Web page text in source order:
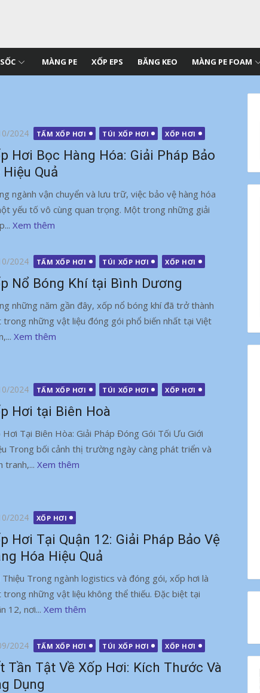
MÀNG PE XỐP EPS BĂNG KEO MÀNG PE FOAM
2024 TẤM XỐP HƠI TÚI XỐP HƠI XỐP HƠI
Hơi Bọc Hàng Hóa: Giải Pháp Bảo
Hiệu Quả
ngành vận chuyển và lưu trữ, việc bảo vệ hàng hóa
yếu tố vô cùng quan trọng. Một trong những giải
Xem thêm
2024 TẤM XỐP HƠI TÚI XỐP HƠI XỐP HƠI
Nổ Bóng Khí tại Bình Dương
những năm gần đây, xốp nổ bóng khí đã trở thành
trong những vật liệu đóng gói phổ biến nhất tại Việt
Xem thêm
2024 TẤM XỐP HƠI TÚI XỐP HƠI XỐP HƠI
Hơi tại Biên Hoà
Hơi Tại Biên Hòa: Giải Pháp Đóng Gói Tối Ưu Giới
Trong bối cảnh thị trường ngày càng phát triển và
tranh,... Xem thêm
2024 XỐP HƠI
Hơi Tại Quận 12: Giải Pháp Bảo Vệ
Hóa Hiệu Quả
Thiệu Trong ngành logistics và đóng gói, xốp hơi là
trong những vật liệu không thể thiếu. Đặc biệt tại
12, nơi... Xem thêm
2024 TẤM XỐP HƠI TÚI XỐP HƠI XỐP HƠI
Tần Tật Về Xốp Hơi: Kích Thước Và
Dụng